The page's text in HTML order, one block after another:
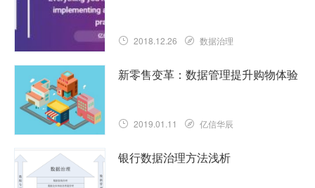
2018.12.26 数据治理
新零售变革：数据管理提升购物体验
2019.01.11 亿信华辰
银行数据治理方法浅析